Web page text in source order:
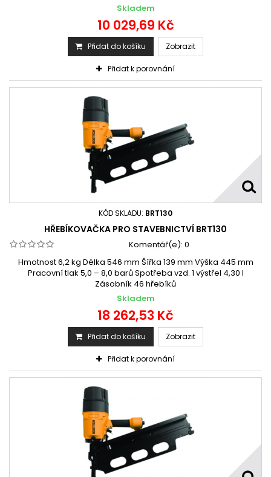
Skladem
10 029,69 Kč
Přidat do košíku Zobrazit
Přidat k porovnání
KÓD SKLADU: BRT130
HŘEBÍKOVAČKA PRO STAVEBNICTVÍ BRT130
Komentář(e): 0
Hmotnost 6,2 kg Délka 546 mm Šířka 139 mm Výška 445 mm
Pracovní tlak 5,0 – 8,0 barů Spotřeba vzd. 1 výstřel 4,30 l
Zásobník 46 hřebíků
Skladem
18 262,53 Kč
Přidat do košíku Zobrazit
Přidat k porovnání